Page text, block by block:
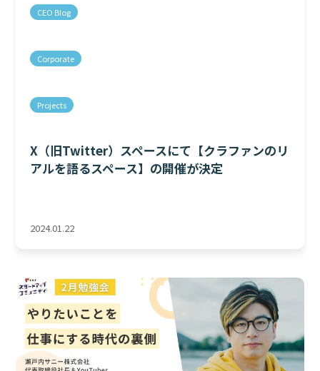
CEO Blog
Corporate
Projects
X（旧Twitter）スペースにて【クラファンのリ
アルを語るスペース】の開催が決定
2024.01.22